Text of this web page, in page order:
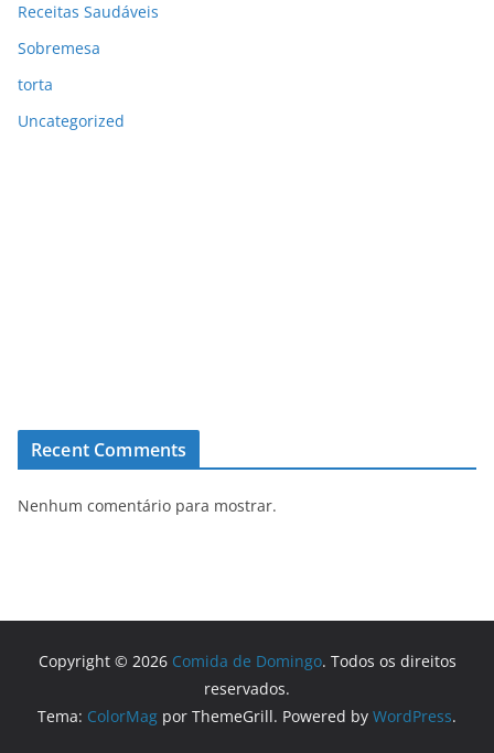
Receitas Saudáveis
Sobremesa
torta
Uncategorized
Recent Comments
Nenhum comentário para mostrar.
Copyright © 2026 Comida de Domingo. Todos os direitos
reservados.
Tema: ColorMag por ThemeGrill. Powered by WordPress.